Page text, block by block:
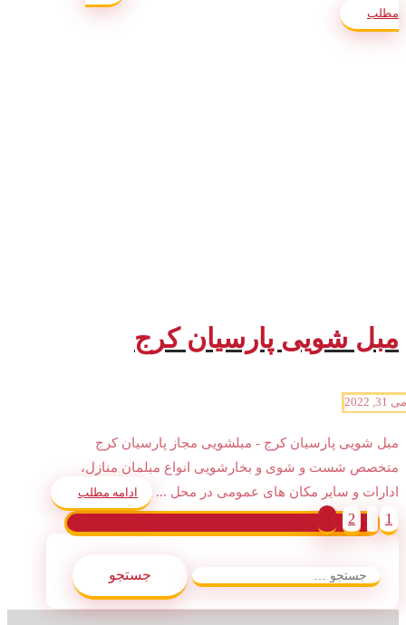
مطلب
مبل شویی پارسیان کرج
می 31, 2022
مبل شویی پارسیان کرج - مبلشویی مجاز پارسیان کرج
متخصص شست و شوی و بخارشویی انواع مبلمان منازل،
ادارات و سایر مکان های عمومی در محل ...
ادامه مطلب
صفحه‌بندی
1
2
برای: